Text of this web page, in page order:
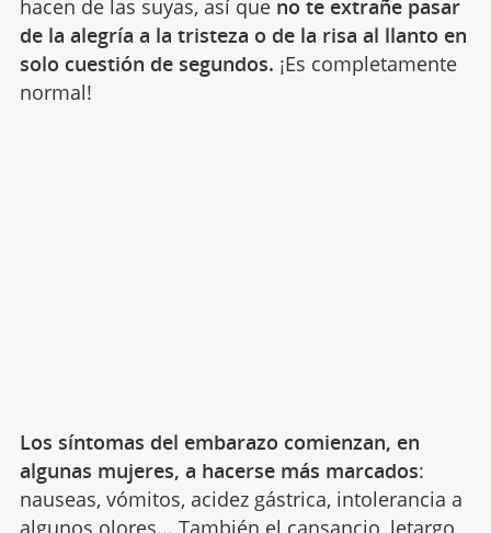
hacen de las suyas, así queno te extrañe pasar
de la alegría a la tristeza o de la risa al llanto en
solo cuestión de segundos. ¡Es completamente
normal!
Los síntomas del embarazo comienzan, en
algunas mujeres, a hacerse más marcados:
nauseas, vómitos, acidez gástrica, intolerancia a